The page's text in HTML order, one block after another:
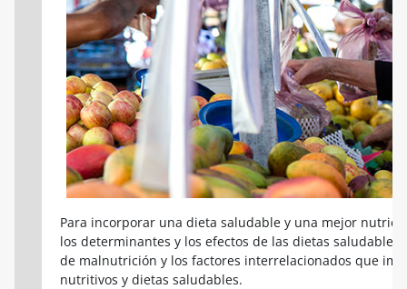
Para incorporar una dieta saludable y una mejor
los determinantes y los efectos de las dietas
de malnutrición y los factores interrelacionados que
nutritivos y dietas saludables.